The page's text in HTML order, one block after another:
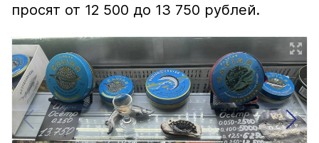
просят от 12 500 до 13 750 рублей.